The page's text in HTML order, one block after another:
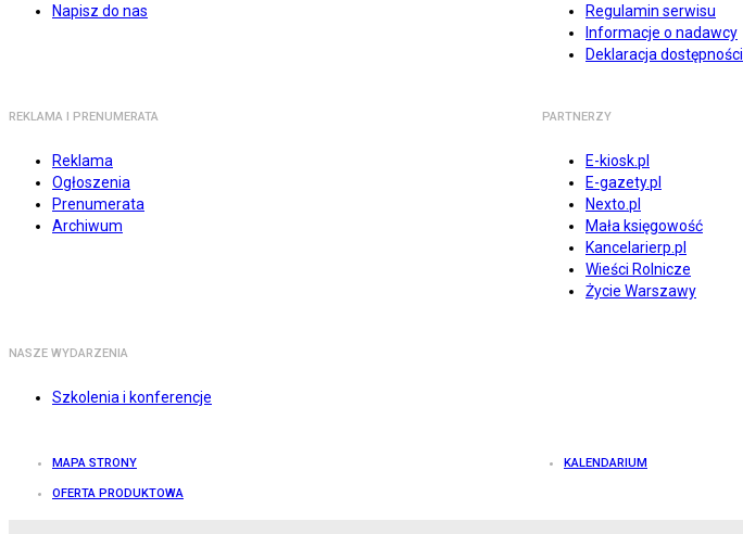
Napisz do nas
Regulamin serwisu
Informacje o nadawcy
Deklaracja dostępności
REKLAMA I PRENUMERATA
Reklama
Ogłoszenia
Prenumerata
Archiwum
PARTNERZY
E-kiosk.pl
E-gazety.pl
Nexto.pl
Mała księgowość
Kancelarierp.pl
Wieści Rolnicze
Życie Warszawy
NASZE WYDARZENIA
Szkolenia i konferencje
MAPA STRONY KALENDARIUM
OFERTA PRODUKTOWA